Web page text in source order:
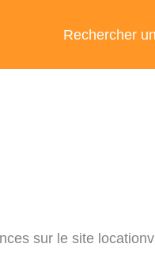
Rechercher
sur le site